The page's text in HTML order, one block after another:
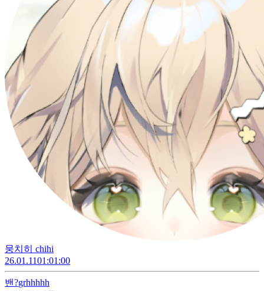
뭉치히 chihi
26.01.1101:01:00
밴?grhhhhh